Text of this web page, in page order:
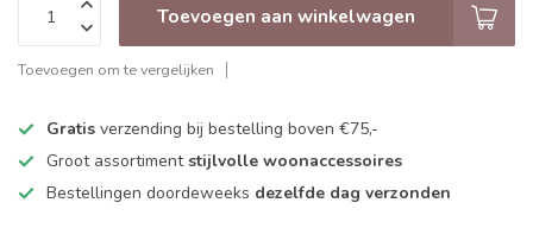
Toevoegen aan winkelwagen
Toevoegen om te vergelijken
Gratis verzending bij bestelling boven €75,-
Groot assortiment stijlvolle woonaccessoires
Bestellingen doordeweeks dezelfde dag verzonden